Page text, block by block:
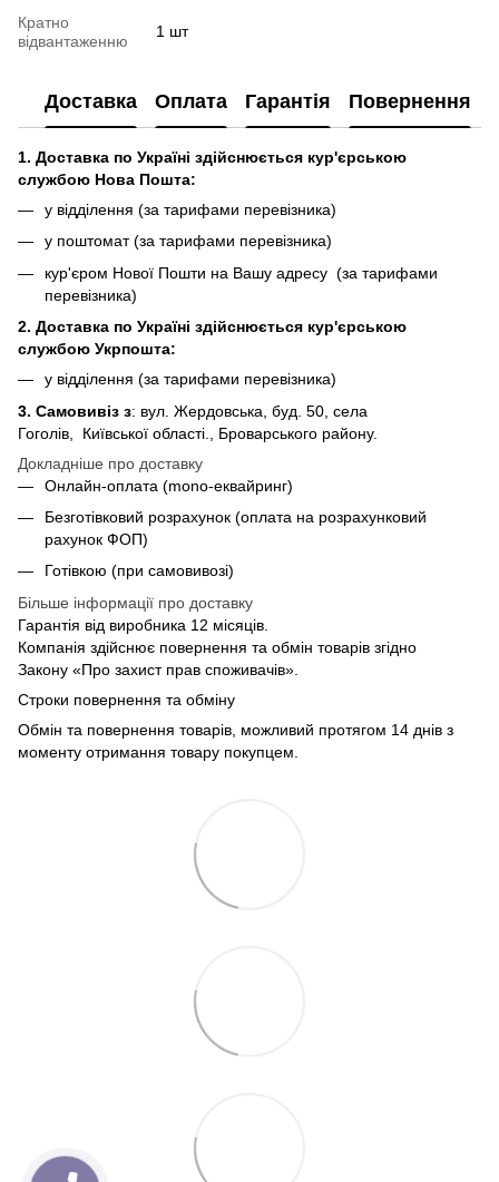
Кратно
відвантаженню
1 шт
Доставка Оплата Гарантія Повернення
1. Доставка по Україні здійснюється кур'єрською
службою Нова Пошта:
у відділення (за тарифами перевізника)
у поштомат (за тарифами перевізника)
кур'єром Нової Пошти на Вашу адресу (за тарифами
перевізника)
2. Доставка по Україні здійснюється кур'єрською
службою Укрпошта:
у відділення (за тарифами перевізника)
3. Самовивіз з: вул. Жердовська, буд. 50, села
Гоголів, Київської області., Броварського району.
Докладніше про доставку
Онлайн-оплата (mono-еквайринг)
Безготівковий розрахунок (оплата на розрахунковий
рахунок ФОП)
Готівкою (при самовивозі)
Більше інформації про доставку
Гарантія від виробника 12 місяців.
Компанія здійснює повернення та обмін товарів згідно
Закону «Про захист прав споживачів».
Строки повернення та обміну
Обмін та повернення товарів, можливий протягом 14 днів з
моменту отримання товару покупцем.